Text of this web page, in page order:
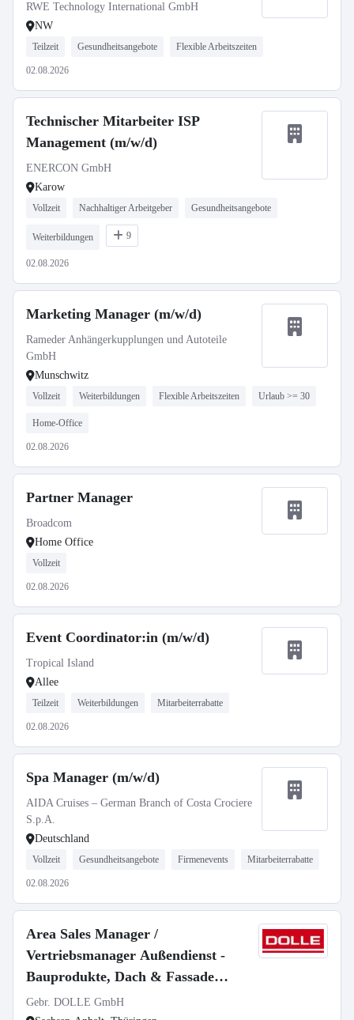
RWE Technology International GmbH
NW
Teilzeit Gesundheitsangebote Flexible Arbeitszeiten
02.08.2026
Technischer Mitarbeiter ISP
Management (m/w/d)
ENERCON GmbH
Karow
Vollzeit Nachhaltiger Arbeitgeber Gesundheitsangebote
Weiterbildungen 9
02.08.2026
Marketing Manager (m/w/d)
Rameder Anhängerkupplungen und Autoteile
GmbH
Munschwitz
Vollzeit Weiterbildungen Flexible Arbeitszeiten Urlaub >= 30
Home-Office
02.08.2026
Partner Manager
Broadcom
Home Office
Vollzeit
02.08.2026
Event Coordinator:in (m/w/d)
Tropical Island
Allee
Teilzeit Weiterbildungen Mitarbeiterrabatte
02.08.2026
Spa Manager (m/w/d)
AIDA Cruises – German Branch of Costa Crociere
S.p.A.
Deutschland
Vollzeit Gesundheitsangebote Firmenevents Mitarbeiterrabatte
02.08.2026
Area Sales Manager /
Vertriebsmanager Außendienst -
Bauprodukte, Dach & Fassade
(m/w/d)
Gebr. DOLLE GmbH